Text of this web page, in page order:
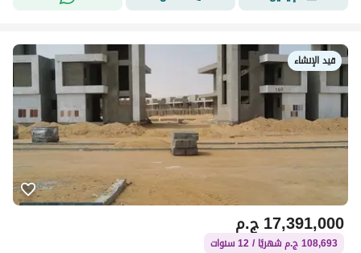
قيد الإنشاء
ج.م17,391,000
108,693 ج.م شهريًا / 12 سنوات